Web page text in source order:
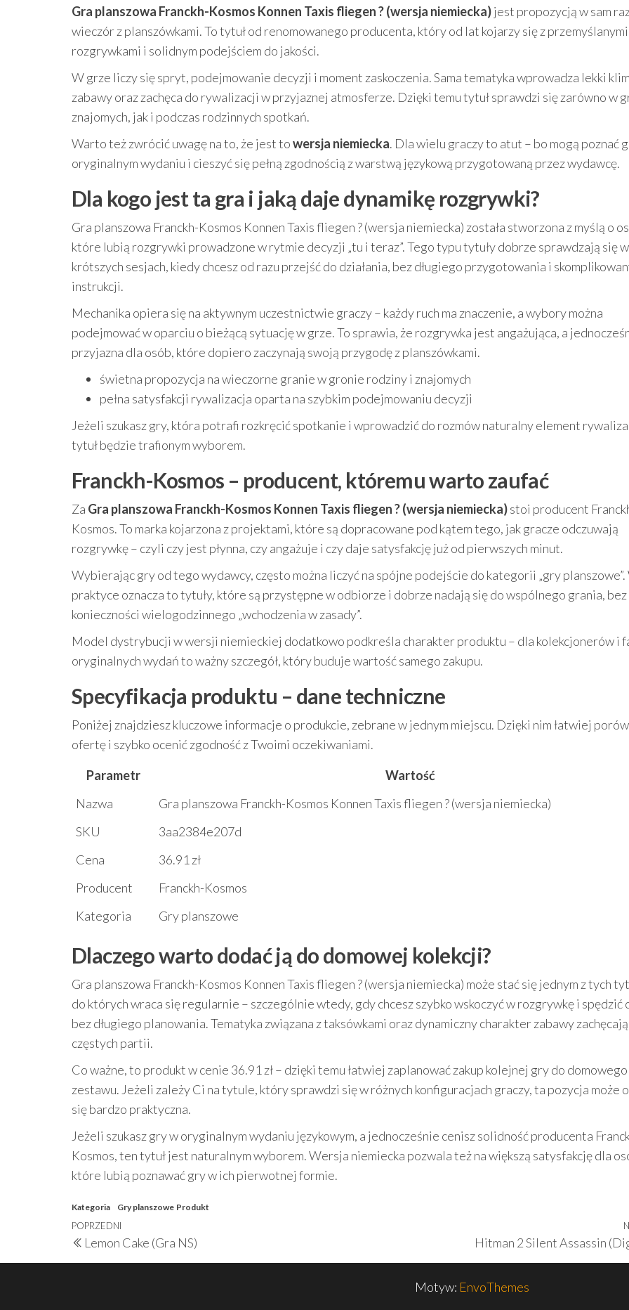
Gra planszowa Franckh-Kosmos Konnen Taxis fliegen ? (wersja niemiecka)jest propozycją w sam
wieczór z planszówkami. To tytuł od renomowanego producenta, który od lat kojarzy się z przemyślanymi
rozgrywkami i solidnym podejściem do jakości.
W grze liczy się spryt, podejmowanie decyzji i moment zaskoczenia. Sama tematyka wprowadza lekki
zabawy oraz zachęca do rywalizacji w przyjaznej atmosferze. Dzięki temu tytuł sprawdzi się zarówno w
znajomych, jak i podczas rodzinnych spotkań.
Warto też zwrócić uwagę na to, że jest towersja niemiecka. Dla wielu graczy to atut – bo mogą poznać
oryginalnym wydaniu i cieszyć się pełną zgodnością z warstwą językową przygotowaną przez wydawcę.
Dla kogo jest ta gra i jaką daje dynamikę rozgrywki?
Gra planszowa Franckh-Kosmos Konnen Taxis fliegen ? (wersja niemiecka) została stworzona z myślą o
które lubią rozgrywki prowadzone w rytmie decyzji „tu i teraz”. Tego typu tytuły dobrze sprawdzają się w
krótszych sesjach, kiedy chcesz od razu przejść do działania, bez długiego przygotowania i
instrukcji.
Mechanika opiera się na aktywnym uczestnictwie graczy – każdy ruch ma znaczenie, a wybory można
podejmować w oparciu o bieżącą sytuację w grze. To sprawia, że rozgrywka jest angażująca, a
przyjazna dla osób, które dopiero zaczynają swoją przygodę z planszówkami.
świetna propozycja na wieczorne granie w gronie rodziny i znajomych
pełna satysfakcji rywalizacja oparta na szybkim podejmowaniu decyzji
Jeżeli szukasz gry, która potrafi rozkręcić spotkanie i wprowadzić do rozmów naturalny element
tytuł będzie trafionym wyborem.
Franckh-Kosmos – producent, któremu warto zaufać
Za Gra planszowa Franckh-Kosmos Konnen Taxis fliegen ? (wersja niemiecka)stoi producent
Kosmos. To marka kojarzona z projektami, które są dopracowane pod kątem tego, jak gracze odczuwają
rozgrywkę – czyli czy jest płynna, czy angażuje i czy daje satysfakcję już od pierwszych minut.
Wybierając gry od tego wydawcy, często można liczyć na spójne podejście do kategorii „gry planszowe”.
praktyce oznacza to tytuły, które są przystępne w odbiorze i dobrze nadają się do wspólnego grania, bez
konieczności wielogodzinnego „wchodzenia w zasady”.
Model dystrybucji w wersji niemieckiej dodatkowo podkreśla charakter produktu – dla kolekcjonerów i
oryginalnych wydań to ważny szczegół, który buduje wartość samego zakupu.
Specyfikacja produktu – dane techniczne
Poniżej znajdziesz kluczowe informacje o produkcie, zebrane w jednym miejscu. Dzięki nim łatwiej
ofertę i szybko ocenić zgodność z Twoimi oczekiwaniami.
Parametr
Wartość
Nazwa
Gra planszowa Franckh-Kosmos Konnen Taxis fliegen ? (wersja niemiecka)
SKU
3aa2384e207d
Cena
36.91 zł
Producent
Franckh-Kosmos
Kategoria
Gry planszowe
Dlaczego warto dodać ją do domowej kolekcji?
Gra planszowa Franckh-Kosmos Konnen Taxis fliegen ? (wersja niemiecka) może stać się jednym z tych
do których wraca się regularnie – szczególnie wtedy, gdy chcesz szybko wskoczyć w rozgrywkę i spędzić
bez długiego planowania. Tematyka związana z taksówkami oraz dynamiczny charakter zabawy
częstych partii.
Co ważne, to produkt w cenie 36.91 zł – dzięki temu łatwiej zaplanować zakup kolejnej gry do domowego
zestawu. Jeżeli zależy Ci na tytule, który sprawdzi się w różnych konfiguracjach graczy, ta pozycja może
się bardzo praktyczna.
Jeżeli szukasz gry w oryginalnym wydaniu językowym, a jednocześnie cenisz solidność producenta
Kosmos, ten tytuł jest naturalnym wyborem. Wersja niemiecka pozwala też na większą satysfakcję dla
które lubią poznawać gry w ich pierwotnej formie.
Kategoria Gry planszowe Produkt
Nawigacja
wpisu
Poprzedni
wpis
POPRZEDNI
Lemon Cake (Gra NS) Hitman 2 Silent Assassin
Motyw: EnvoThemes